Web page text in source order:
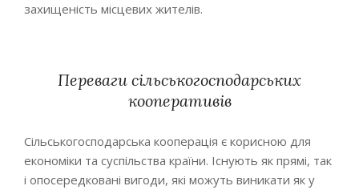
захищеність місцевих жителів.
Переваги сільськогосподарських
кооперативів
Сільськогосподарська кооперація є корисною для
економіки та суспільства країни. Існують як прямі, так
і опосередковані вигоди, які можуть виникати як у